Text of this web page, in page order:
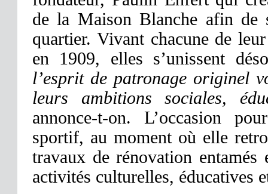
de la Maison Blanche afin de
quartier. Vivant chacune de
en 1909, elles s’unissent
l’esprit de patronage originel
leurs ambitions sociales,
annonce-t-on. L’occasion
sportif, au moment où elle
travaux de rénovation
activités culturelles, éducatives